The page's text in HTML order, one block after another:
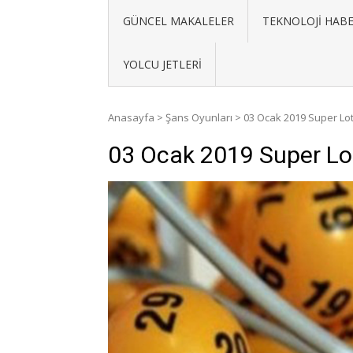
GÜNCEL MAKALELER TEKNOLOJI
YOLCU JETLERI
Anasayfa > Şans Oyunları > 03 Ocak 2019 Super
03 Ocak 2019 Super